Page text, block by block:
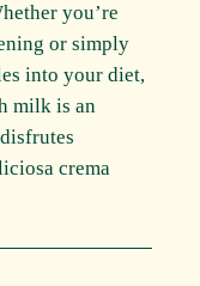
you’re
or simply
into your diet,
milk is an
crema!